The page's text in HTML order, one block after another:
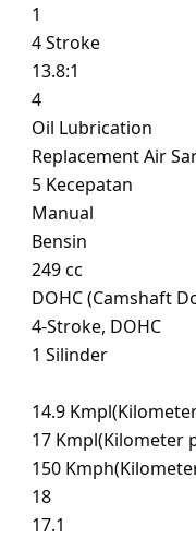
1
4 Stroke
13.8:1
4
Oil Lubrication
Replacement Air
5 Kecepatan
Manual
Bensin
249 cc
DOHC (Camshaft
4-Stroke, DOHC
1 Silinder
14.9
17 Kmpl(Kilometer
150
18
17.1